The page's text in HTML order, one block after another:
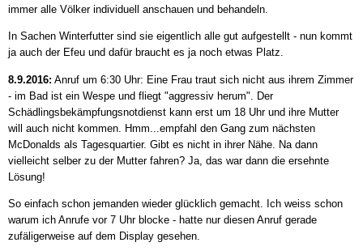
immer alle Völker individuell anschauen und behandeln.
In Sachen Winterfutter sind sie eigentlich alle gut aufgestellt - nun kommt
ja auch der Efeu und dafür braucht es ja noch etwas Platz.
8.9.2016: Anruf um 6:30 Uhr: Eine Frau traut sich nicht aus ihrem Zimmer
- im Bad ist ein Wespe und fliegt "aggressiv herum". Der
Schädlingsbekämpfungsnotdienst kann erst um 18 Uhr und ihre Mutter
will auch nicht kommen. Hmm...empfahl den Gang zum nächsten
McDonalds als Tagesquartier. Gibt es nicht in ihrer Nähe. Na dann
vielleicht selber zu der Mutter fahren? Ja, das war dann die ersehnte
Lösung!
So einfach schon jemanden wieder glücklich gemacht. Ich weiss schon
warum ich Anrufe vor 7 Uhr blocke - hatte nur diesen Anruf gerade
zufäligerweise auf dem Display gesehen.